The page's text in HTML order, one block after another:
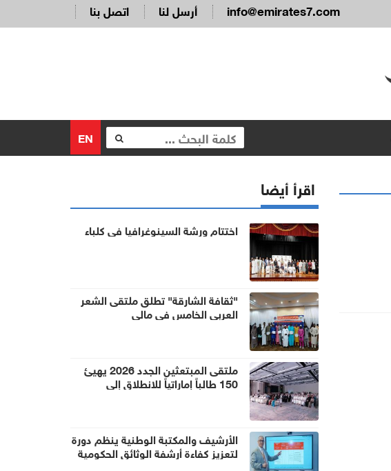
اتصل بنا أرسل لنا info@emirates7.com
EN
اقرأ أيضا
اختتام ورشة السينوغرافيا في كلباء
"ثقافة الشارقة" تطلق ملتقى الشعر
العربي الخامس في مالي
ملتقى المبتعثين الجدد 2026 يهيئ
150 طالباً إماراتياً للانطلاق إلى
الأرشيف والمكتبة الوطنية ينظم دورة
لتعزيز كفاءة أرشفة الوثائق الحكومية